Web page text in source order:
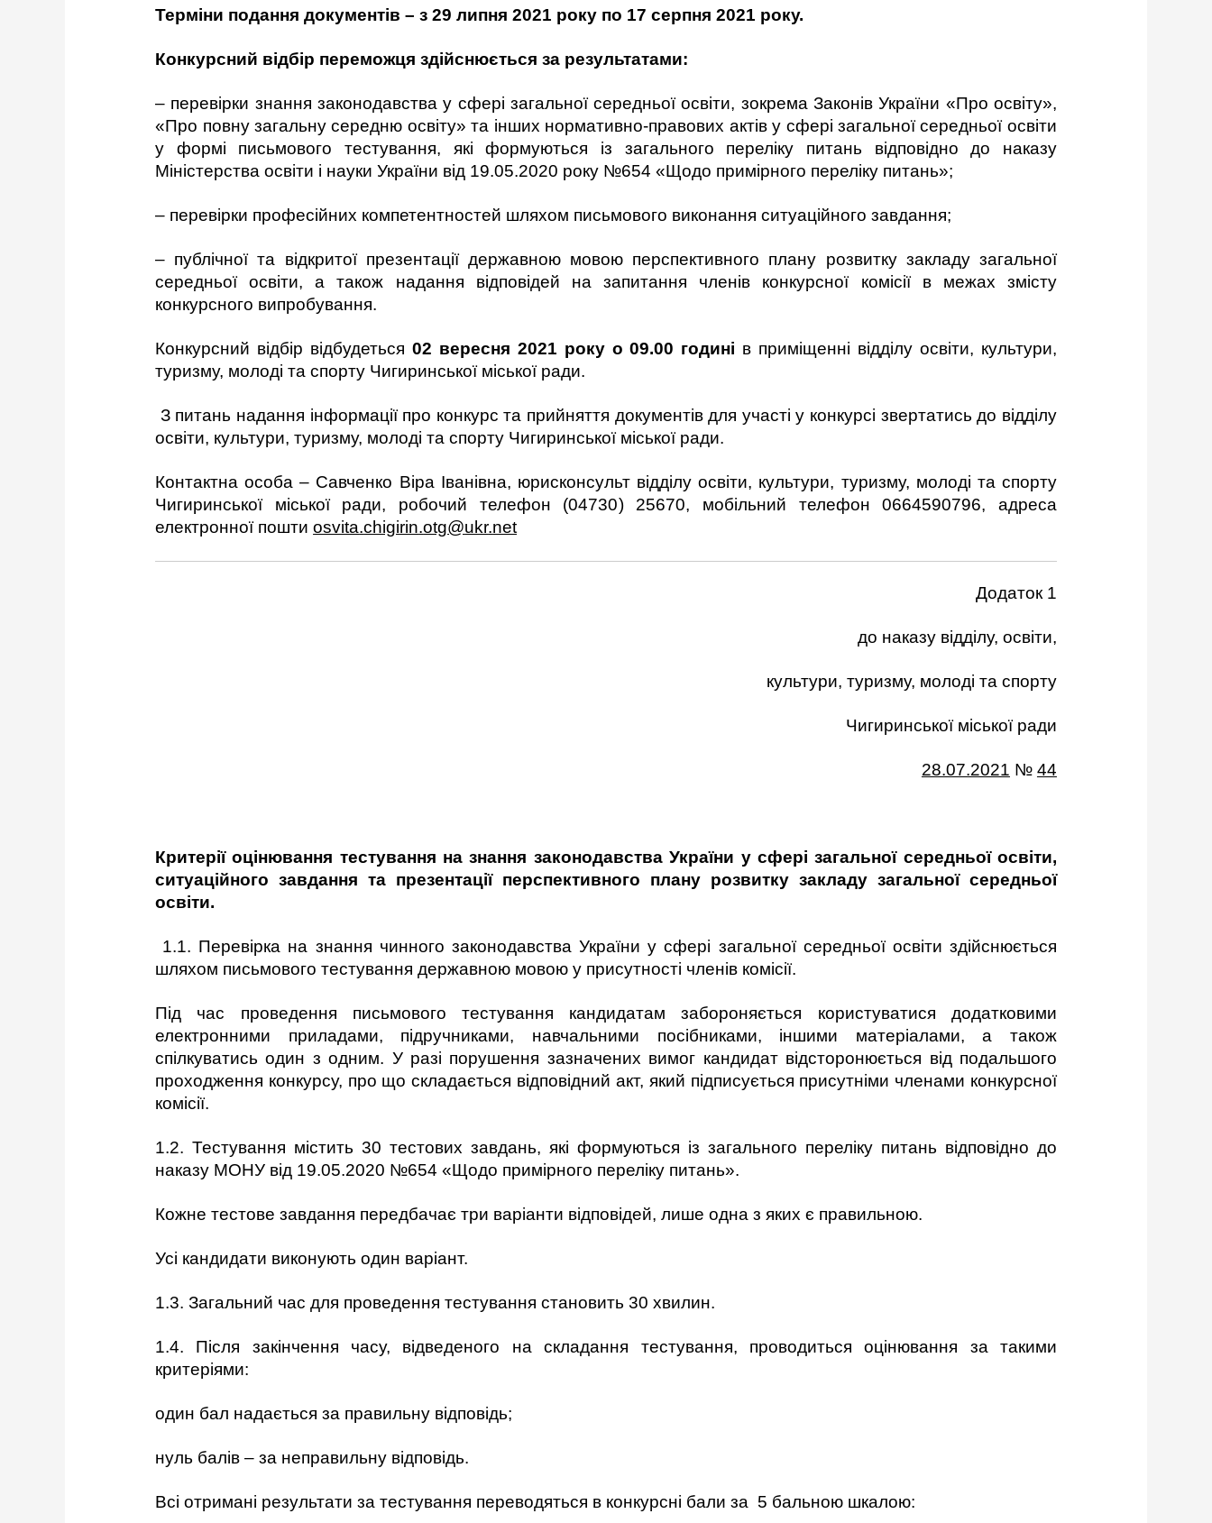
Терміни подання документів – з 29 липня 2021 року по 17серпня 2021 року.
Конкурсний відбір переможця здійснюється за результатами:
– перевірки знання законодавства у сфері загальної середньої освіти, зокрема Законів України «Про освіту»,
«Про повну загальну середню освіту» та інших нормативно-правових актів у сфері загальної середньої освіти
у формі письмового тестування, які формуються із загального переліку питань відповідно до наказу
Міністерства освіти і науки України від 19.05.2020 року №654 «Щодо примірного переліку питань»;
– перевірки професійних компетентностей шляхом письмового виконання ситуаційного завдання;
– публічної та відкритої презентації державною мовою перспективного плану розвитку закладу загальної
середньої освіти, а також надання відповідей на запитання членів конкурсної комісії в межах змісту
конкурсного випробування.
Конкурсний відбір відбудеться 02 вересня 2021 року о 09.00 годині в приміщенні відділу освіти, культури,
туризму, молоді та спорту Чигиринської міської ради.
З питань надання інформації про конкурс та прийняття документів для участі у конкурсі звертатись до відділу
освіти, культури, туризму, молоді та спорту Чигиринської міської ради.
Контактна особа – Савченко Віра Іванівна, юрисконсульт відділу освіти, культури, туризму, молоді та спорту
Чигиринської міської ради, робочий телефон (04730) 25670, мобільний телефон 0664590796, адреса
електронної поштиosvita.chigirin.otg@ukr.net
Додаток 1
до наказу відділу, освіти,
культури, туризму, молоді та спорту
Чигиринської міської ради
28.07.2021 № 44
Критерії оцінювання тестування на знання законодавства України у сфері загальної середньої освіти,
ситуаційного завдання та презентації перспективного плану розвитку закладу загальної середньої
освіти.
1.1. Перевірка на знання чинного законодавства України у сфері загальної середньої освіти здійснюється
шляхом письмового тестування державною мовою у присутності членів комісії.
Під час проведення письмового тестування кандидатам забороняється користуватися додатковими
електронними приладами, підручниками, навчальними посібниками, іншими матеріалами, а також
спілкуватись один з одним. У разі порушення зазначених вимог кандидат відсторонюється від подальшого
проходження конкурсу, про що складається відповідний акт, який підписується присутніми членами конкурсної
комісії.
1.2. Тестування містить 30 тестових завдань, які формуються із загального переліку питань відповідно до
наказу МОНУ від 19.05.2020 №654 «Щодо примірного переліку питань».
Кожне тестове завдання передбачає три варіанти відповідей, лише одна з яких є правильною.
Усі кандидати виконують один варіант.
1.3. Загальний час для проведення тестування становить 30 хвилин.
1.4. Після закінчення часу, відведеного на складання тестування, проводиться оцінювання за такими
критеріями:
один бал надається за правильну відповідь;
нуль балів – за неправильну відповідь.
Всі отримані результати за тестування переводяться в конкурсні бали за 5 бальною шкалою: